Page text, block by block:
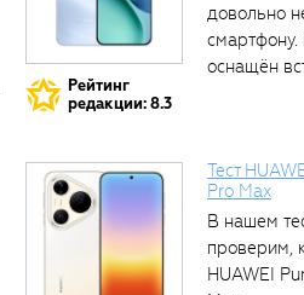
Рейтинг
редакции: 8.3
довольно
смартфону.
оснащён
Тест
Pro Max
В нашем
проверим,
HUAWEI